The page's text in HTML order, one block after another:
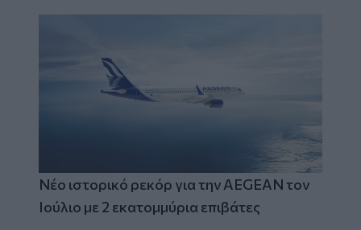
Νέο ιστορικό ρεκόρ για την AEGEAN τον
Ιούλιο με 2 εκατομμύρια επιβάτες